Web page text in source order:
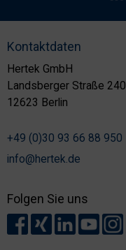
Kontaktdaten
Hertek GmbH
Landsberger Straße 240
12623 Berlin
+49 (0)30 93 66 88 950
info@hertek.de
Folgen Sie uns